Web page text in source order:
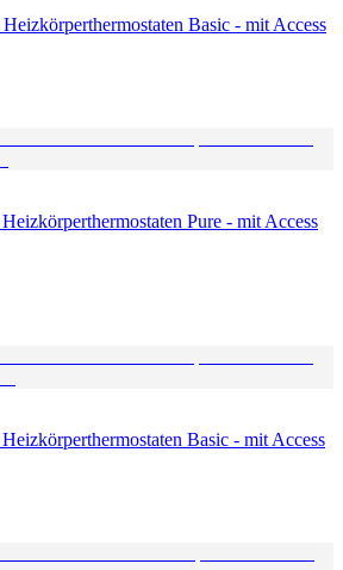
Basic - mit Access
Pure - mit Access
Basic - mit Access